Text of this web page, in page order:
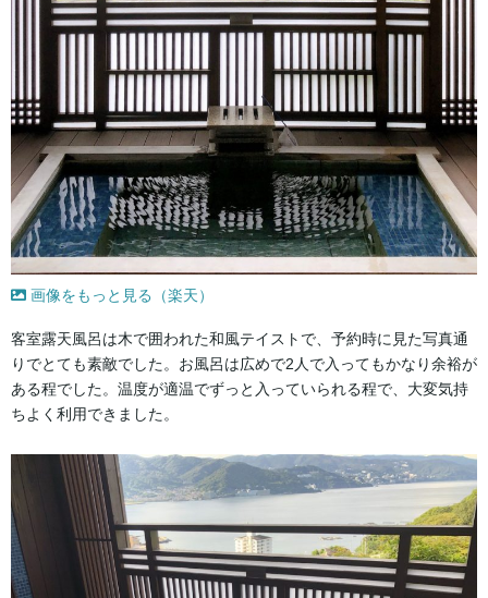
画像をもっと見る（楽天）
客室露天風呂は木で囲われた和風テイストで、予約時に見た写真通
りでとても素敵でした。お風呂は広めで2人で入ってもかなり余裕が
ある程でした。温度が適温でずっと入っていられる程で、大変気持
ちよく利用できました。